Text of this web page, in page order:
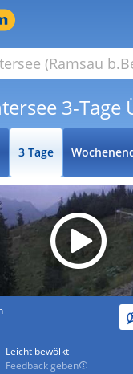
3-Tage
3 Tage
Leicht bewölkt
Feedback geben